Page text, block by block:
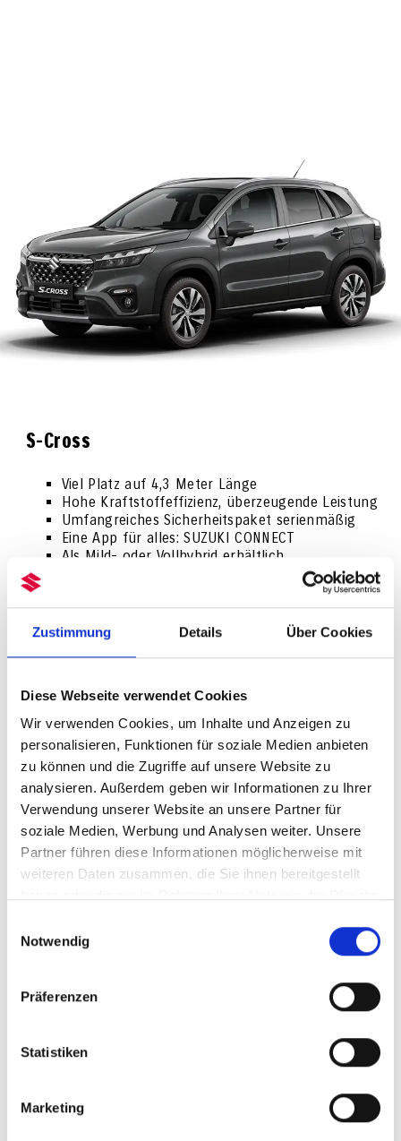
Zustimmung Details Über Cookies
Diese Webseite verwendet Cookies
Wir verwenden Cookies, um Inhalte und Anzeigen zu
personalisieren, Funktionen für soziale Medien anbieten
zu können und die Zugriffe auf unsere Website zu
analysieren. Außerdem geben wir Informationen zu Ihrer
Verwendung unserer Website an unsere Partner für
soziale Medien, Werbung und Analysen weiter. Unsere
Partner führen diese Informationen möglicherweise mit
weiteren Daten zusammen, die Sie ihnen bereitgestellt
Notwendig
Präferenzen
Statistiken
Marketing
S-Cross
Viel Platz auf 4,3 Meter Länge
Hohe Kraftstoffeffizienz, überzeugende Leistung
Umfangreiches Sicherheitspaket serienmäßig
Eine App für alles: SUZUKI CONNECT
Als Mild- oder Vollhybrid erhältlich
Passt mit nur 3,8 Metern in jede Parklücke
Umfangreiches Sicherheitspaket serienmäßig
Geringe Total Cost of Ownership